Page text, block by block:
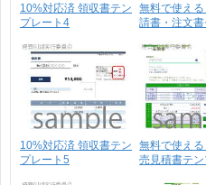
10%対応済 領収書テン
プレート4
無料で使え
請書・注文書
10%対応済 領収書テン
プレート5
無料で使える
売見積書テ